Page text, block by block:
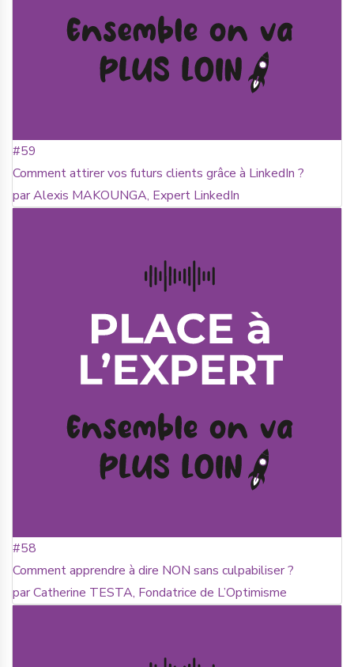
#59
Comment attirer vos futurs clients grâce à LinkedIn ?
par Alexis MAKOUNGA, Expert LinkedIn
#58
Comment apprendre à dire NON sans culpabiliser ?
par Catherine TESTA, Fondatrice de L’Optimisme